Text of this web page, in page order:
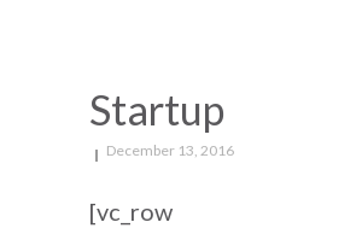
Startup
December 13, 2016
[vc_row